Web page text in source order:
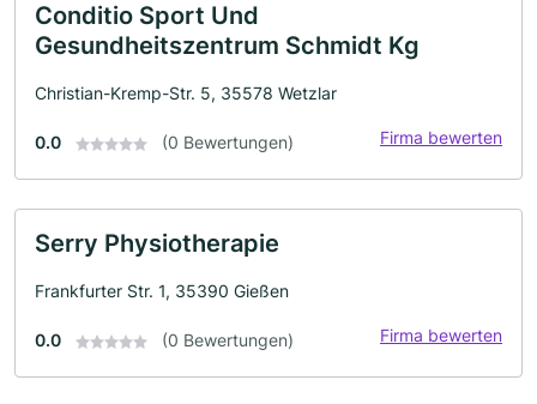
Conditio Sport Und
Gesundheitszentrum Schmidt Kg
Christian-Kremp-Str. 5, 35578 Wetzlar
0.0 (0 Bewertungen) Firma bewerten
Serry Physiotherapie
Frankfurter Str. 1, 35390 Gießen
0.0 (0 Bewertungen) Firma bewerten